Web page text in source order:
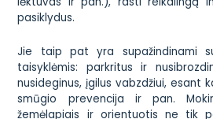
pasiklydus.
Jie taip pat yra supažindinami
taisyklėmis: parkritus ir
nusideginus, įgilus vabzdžiui, esant
smūgio prevencija ir pan.
žemėlapiais ir orientuotis ne tik